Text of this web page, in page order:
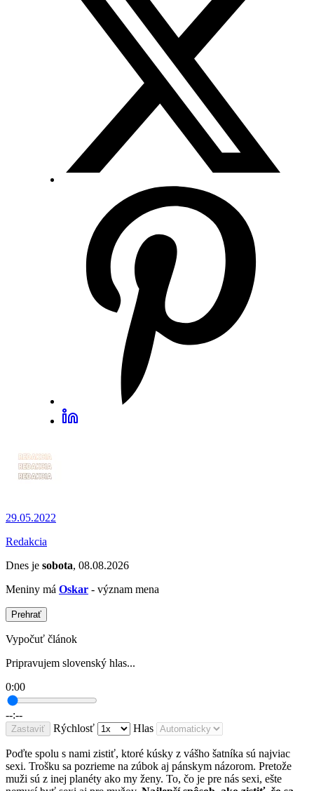
29.05.2022
Redakcia
Dnes je sobota, 08.08.2026
Meniny má Oskar - význam mena
Prehrať
Vypočuť článok
Pripravujem slovenský hlas...
0:00
--:--
Zastaviť Rýchlosť Hlas
Poďte spolu s nami zistiť, ktoré kúsky z vášho šatníka sú najviac
sexi. Trošku sa pozrieme na zúbok aj pánskym názorom. Pretože
muži sú z inej planéty ako my ženy. To, čo je pre nás sexi, ešte